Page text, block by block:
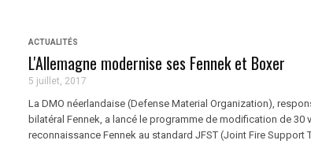
ACTUALITÉS
L'Allemagne modernise ses Fennek et Boxer
5 juillet, 2017
La DMO néerlandaise (Defense Material Organization),
bilatéral Fennek, a lancé le programme de modification de 30
reconnaissance Fennek au standard JFST (Joint Fire Support